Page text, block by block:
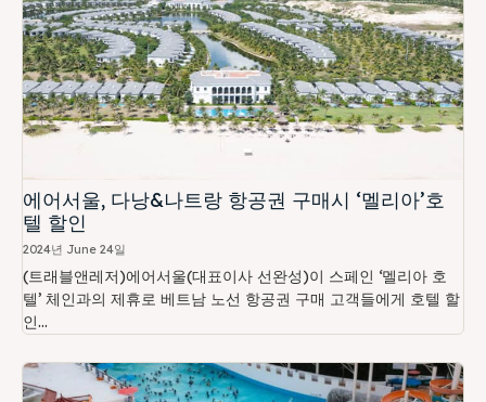
에어서울, 다낭&나트랑 항공권 구매시 ‘멜리아’호
텔 할인
2024년 June 24일
(트래블앤레저)에어서울(대표이사 선완성)이 스페인 ‘멜리아 호
텔’ 체인과의 제휴로 베트남 노선 항공권 구매 고객들에게 호텔 할
인...